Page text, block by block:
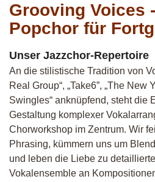
Grooving Voices
Popchor für
Unser Jazzchor-Repertoire
An die stilistische Tradition von
Real Group“, „Take6”, „The New
Swingles“ anknüpfend, steht die
Gestaltung komplexer
Chorworkshop im Zentrum. Wir
Phrasing, kümmern uns um
und leben die Liebe zu
Vokalensemble an